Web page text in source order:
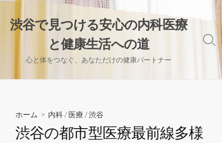
ス
渋谷で見つける安心の内科医療
と健康生活への道
心と体をつなぐ、あなただけの健康パートナー
検
ホーム > 内科 /医療 /渋谷
渋谷の都市型医療最前線多様